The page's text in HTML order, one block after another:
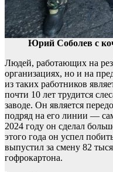
Юрий Соболев с
Людей, работающих на
организациях, но и на
из таких работников
почти 10 лет трудится
заводе. Он является
подряд на его линии —
2024 году он сделал
этого года он успел
выпустил за смену 82
гофрокартона.